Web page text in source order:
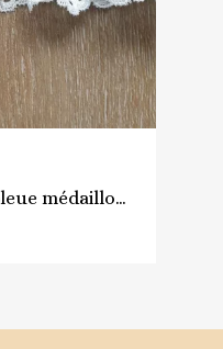
Jarretière mariée bleue médaillon personnalisée